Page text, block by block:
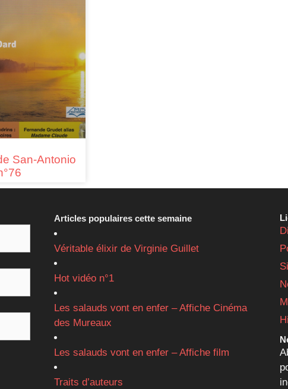
San-Antonio
Articles populaires cette semaine
Véritable élixir de Virginie Guillet
Hot vidéo n°1
Les salauds vont en enfer – Affiche Cinéma
des Mureaux
Les salauds vont en enfer – Affiche film
Traits d’auteurs